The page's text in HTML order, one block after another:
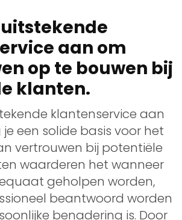
aan om
op te bouwen bij
klanten.
klantenservice aan
een solide basis voor het
vertrouwen bij potentiële
waarderen het wanneer
geholpen worden,
beantwoord worden
benadering is. Door